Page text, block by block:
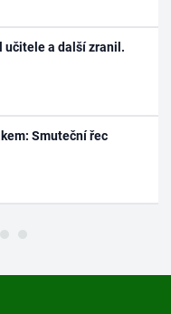
učitele a další zranil.
Smuteční řec